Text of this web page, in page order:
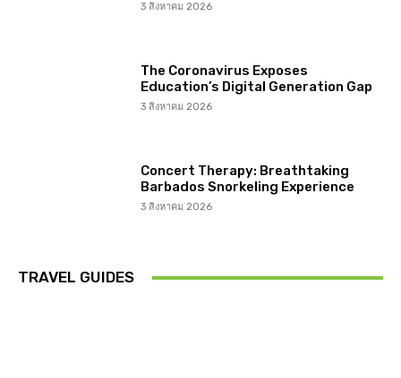
3 สิงหาคม 2026
The Coronavirus Exposes
Education’s Digital Generation Gap
3 สิงหาคม 2026
Concert Therapy: Breathtaking
Barbados Snorkeling Experience
3 สิงหาคม 2026
TRAVEL GUIDES